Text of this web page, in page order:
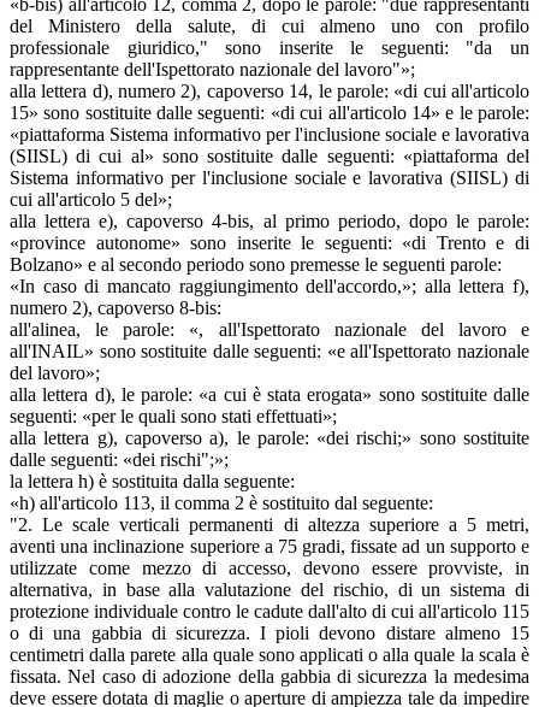
del Ministero della salute, di cui almeno uno con profilo
professionale giuridico," sono inserite le seguenti: "da un
rappresentante dell'Ispettorato nazionale del lavoro"»;
alla lettera d), numero 2), capoverso 14, le parole: «di cui all'articolo
15» sono sostituite dalle seguenti: «di cui all'articolo 14» e le parole:
«piattaforma Sistema informativo per l'inclusione sociale e lavorativa
(SIISL) di cui al» sono sostituite dalle seguenti: «piattaforma del
Sistema informativo per l'inclusione sociale e lavorativa (SIISL) di
cui all'articolo 5 del»;
alla lettera e), capoverso 4-bis, al primo periodo, dopo le parole:
«province autonome» sono inserite le seguenti: «di Trento e di
Bolzano» e al secondo periodo sono premesse le seguenti parole:
«In caso di mancato raggiungimento dell'accordo,»; alla lettera f),
numero 2), capoverso 8-bis:
all'alinea, le parole: «, all'Ispettorato nazionale del lavoro e
all'INAIL» sono sostituite dalle seguenti: «e all'Ispettorato nazionale
del lavoro»;
alla lettera d), le parole: «a cui è stata erogata» sono sostituite dalle
seguenti: «per le quali sono stati effettuati»;
alla lettera g), capoverso a), le parole: «dei rischi;» sono sostituite
dalle seguenti: «dei rischi";»;
la lettera h) è sostituita dalla seguente:
«h) all'articolo 113, il comma 2 è sostituito dal seguente:
"2. Le scale verticali permanenti di altezza superiore a 5 metri,
aventi una inclinazione superiore a 75 gradi, fissate ad un supporto e
utilizzate come mezzo di accesso, devono essere provviste, in
alternativa, in base alla valutazione del rischio, di un sistema di
protezione individuale contro le cadute dall'alto di cui all'articolo 115
o di una gabbia di sicurezza. I pioli devono distare almeno 15
centimetri dalla parete alla quale sono applicati o alla quale la scala è
fissata. Nel caso di adozione della gabbia di sicurezza la medesima
deve essere dotata di maglie o aperture di ampiezza tale da impedire